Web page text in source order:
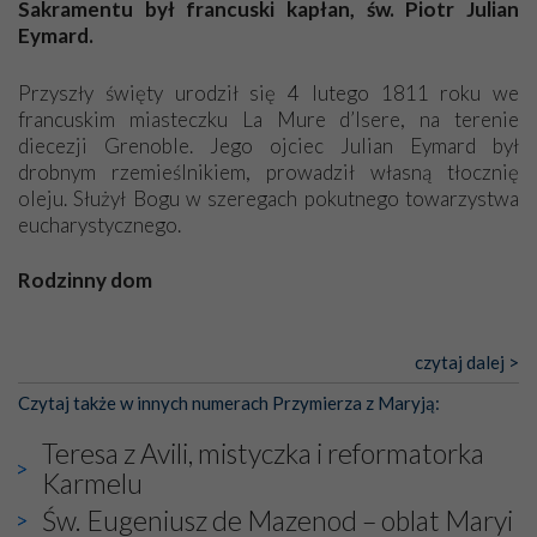
Dzieje Portugalii to również historia wierności Bogu i
wymiarze tak osobistym, jak i zbiorowym, przypominają o
konieczności ciągłego zabiegania o własną duszę i o łaskę
Opatrzności. Wierność przynosi pomyślność –
przynajmniej w życiu duchowym. Odstępstwo owocuje
nieszczęściem i śmiercią. Te uniwersalne prawdy
przychodziły na myśl, gdy słuchaliśmy opowieści
przewodników o portugalskich monarchach i wodzach,
zwycięskich bitwach i nieszczęśliwych losach grzesznych
kochanków.
Byli tym razem pośród Apostołów Fatimy reprezentanci
każdego spośród żyjących pokoleń. Najmłodszy uczestnik
liczył sobie 13 lat, zaś senior, pan Zdzisław – już 94.
rozmowie.
Nasza pielgrzymka nie byłaby tak bogata w duchową treść
Sakramentu był francuski kapłan, św. Piotr Julian
Eymard.
Przyszły święty urodził się 4 lutego 1811 roku we
francuskim miasteczku La Mure d’Isere, na terenie
diecezji Grenoble. Jego ojciec Julian Eymard był
drobnym rzemieślnikiem, prowadził własną tłocznię
oleju. Służył Bogu w szeregach pokutnego towarzystwa
eucharystycznego.
Rodzinny dom
Magdaleną Pelorce. Pierwsza żona, podobnie jak kilkoro
[Pełny tekst w wydaniu papierowym]
czytaj dalej >
Czytaj także w innych numerach Przymierza z Maryją:
Teresa z Avili, mistyczka i reformatorka
Karmelu
Św. Eugeniusz de Mazenod – oblat Maryi